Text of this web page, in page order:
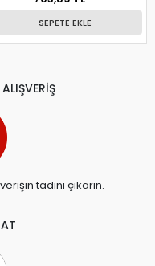
SEPETE EKLE
tadını çıkarın.